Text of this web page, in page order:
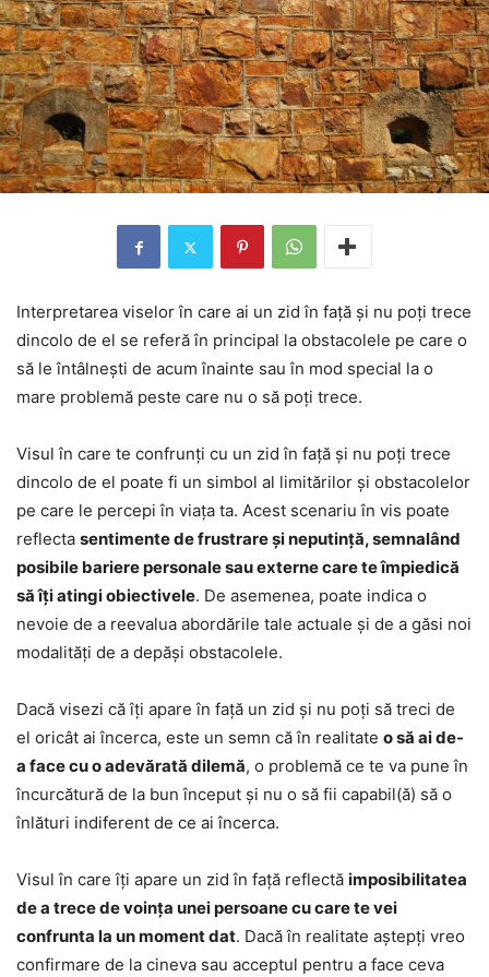
Interpretarea viselor în care ai un zid în față și nu poți trece
dincolo de el se referă în principal la obstacolele pe care o
să le întâlnești de acum înainte sau în mod special la o
mare problemă peste care nu o să poți trece.
Visul în care te confrunți cu un zid în față și nu poți trece
dincolo de el poate fi un simbol al limitărilor și obstacolelor
pe care le percepi în viața ta. Acest scenariu în vis poate
reflecta sentimente de frustrare și neputință, semnalând
posibile bariere personale sau externe care te împiedică
să îți atingi obiectivele. De asemenea, poate indica o
nevoie de a reevalua abordările tale actuale și de a găsi noi
modalități de a depăși obstacolele.
Dacă visezi că îți apare în față un zid și nu poți să treci de
el oricât ai încerca, este un semn că în realitate o să ai de-
a face cu o adevărată dilemă, o problemă ce te va pune în
încurcătură de la bun început și nu o să fii capabil(ă) să o
înlături indiferent de ce ai încerca.
Visul în care îți apare un zid în față reflectă imposibilitatea
de a trece de voința unei persoane cu care te vei
confrunta la un moment dat. Dacă în realitate aștepți vreo
confirmare de la cineva sau acceptul pentru a face ceva